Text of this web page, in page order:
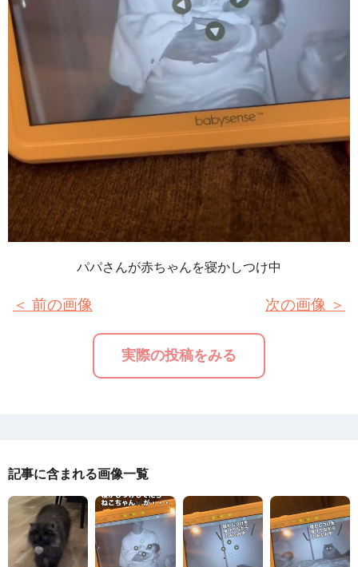
パパさんが赤ちゃんを寝かしつけ中
＜ 前の画像
実際の投稿をみる
次の画像 ＞
記事に含まれる画像一覧